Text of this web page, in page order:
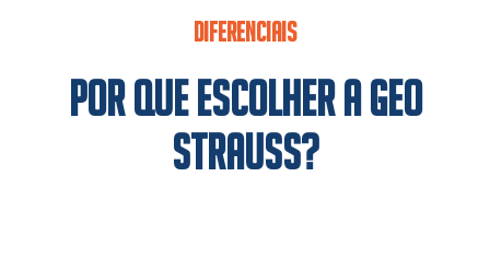
DIFERENCIAIS
POR QUE ESCOLHER A GEO
STRAUSS?